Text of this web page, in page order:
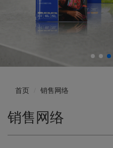
首页 销售网络
销售网络